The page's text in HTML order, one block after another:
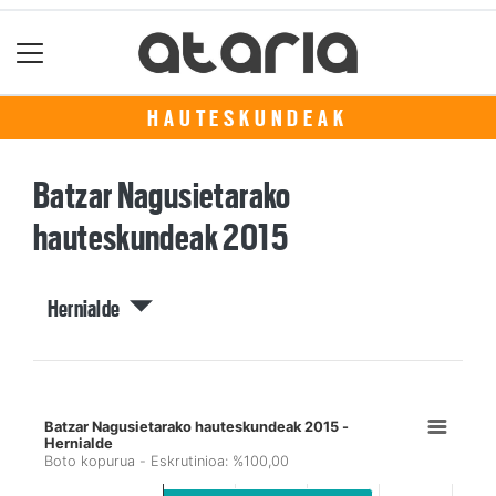
HAUTESKUNDEAK
Batzar Nagusietarako
hauteskundeak 2015
Hernialde
Batzar Nagusietarako hauteskundeak 2015 -
Hernialde
Boto kopurua - Eskrutinioa: %100,00